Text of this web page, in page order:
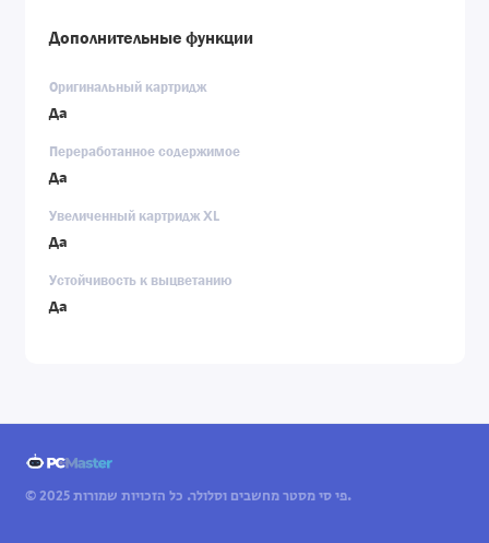
Дополнительные функции
Оригинальный картридж
Да
Переработанное содержимое
Да
Увеличенный картридж XL
Да
Устойчивость к выцветанию
Да
© 2025 פי סי מסטר מחשבים וסלולר. כל הזכויות שמורות.